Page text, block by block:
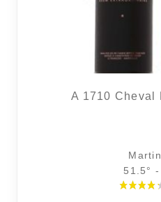
A 1710 Cheval
51.5°